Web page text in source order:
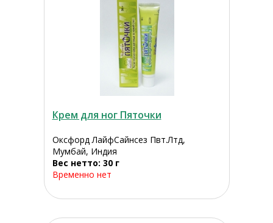
Крем для ног Пяточки
Оксфорд ЛайфСайнсез Пвт.Лтд,
Мумбай, Индия
Вес нетто: 30 г
Временно нет